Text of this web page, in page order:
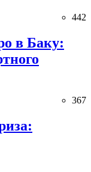
442
в Баку:
367